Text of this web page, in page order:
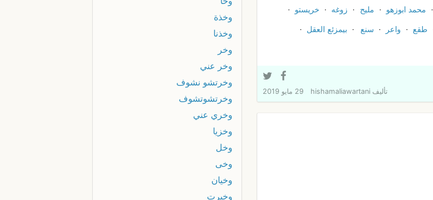
محمد ابوزهو مليح زوغه
خريستو
طقع واعر سنع
بيمزئع العقل
تأليفhishamaliawartani 29 مايو 2019
وخذة
وخذنا
وخر
وخر عني
وخرتشو نشوف
وخرتشوتشوف
وخري عني
وخزيا
وخل
وخى
وخيان
وخيرت